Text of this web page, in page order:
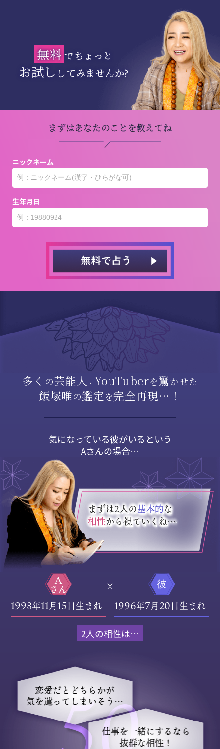
無料でちょっと
お試し してみませんか?
まずはあなたのことを教えてね
ニックネーム
生年月日
多く の芸能人 ・ YouTuberを驚かせた
飯塚唯の鑑定を完全再現…！
気になっている彼がいるという
Aさんの場合…
まずは2人の基本的な
相性から視ていくね…
A
さん
1998年11月15日生まれ
×
彼
1996年7月20日生まれ
2人の相性は…
恋愛だとどちらかが
気を遣ってしまいそう…
仕事を一緒にするなら
抜群な相性！